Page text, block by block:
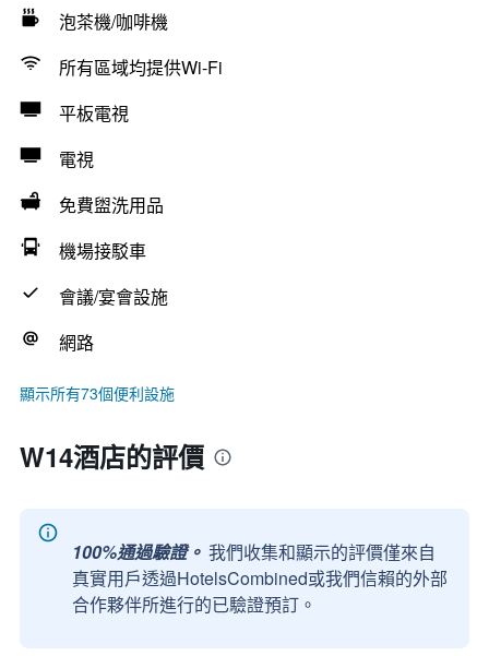
泡茶機/咖啡機
所有區域均提供Wi-Fi
平板電視
電視
免費盥洗用品
機場接駁車
會議/宴會設施
網路
顯示所有73個便利設施
W14酒店的評價
100%通過驗證。 我們收集和顯示的評價僅來自
真實用戶透過HotelsCombined或我們信賴的外部
合作夥伴所進行的已驗證預訂。